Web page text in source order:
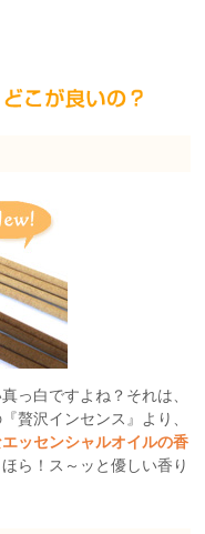
っ白ですよね？それは、
贅沢インセンス』より、
ッセンシャルオイルの香
ら！ス～ッと優しい香り